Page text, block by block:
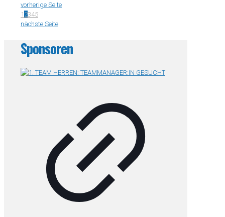
vorherige Seite
1 2345
nächste Seite
Sponsoren